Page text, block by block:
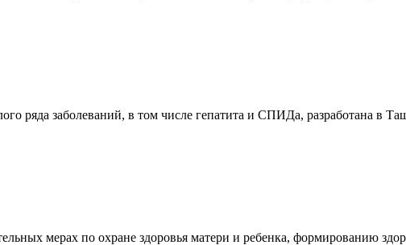
ряда заболеваний, в том числе гепатита и СПИДа, разработана в
мерах по охране здоровья матери и ребенка, формированию